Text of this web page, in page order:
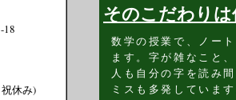
そのこだわり
数学の授業で、ノー
ます。字が雑なこと
人も自分の字を読み
ミスも多発しています
18
休み)